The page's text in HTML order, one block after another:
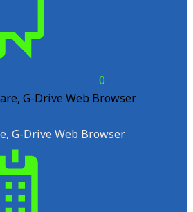
0
G-Drive Web Browser